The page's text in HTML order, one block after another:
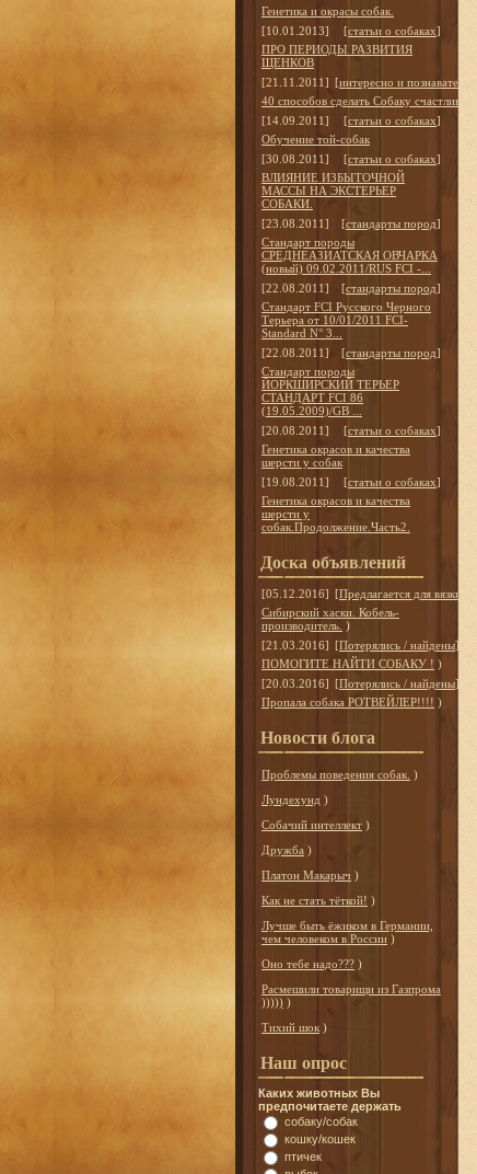
Генетика и окрасы собак.
[10.01.2013]
[статьи о собаках]
ПРО ПЕРИОДЫ РАЗВИТИЯ
ЩЕНКОВ
[21.11.2011] [интересно и познавательно
40 способов сделать Собаку счастливой
[14.09.2011]
[статьи о собаках]
Обучение той-собак
[30.08.2011]
[статьи о собаках]
ВЛИЯНИЕ ИЗБЫТОЧНОЙ
МАССЫ НА ЭКСТЕРЬЕР
СОБАКИ.
[23.08.2011]
[стандарты пород]
Стандарт породы
СРЕДНЕАЗИАТСКАЯ ОВЧАРКА
(новый) 09.02.2011/RUS FCI -...
[22.08.2011]
[стандарты пород]
Стандарт FCI Русского Черного
Терьера от 10/01/2011 FCI-
Standard N° 3...
[22.08.2011]
[стандарты пород]
Стандарт породы
ЙОРКШИРСКИЙ ТЕРЬЕР
СТАНДАРТ FCI 86
(19.05.2009)/GB ...
[20.08.2011]
[статьи о собаках]
Генетика окрасов и качества
шерсти у собак
[19.08.2011]
[статьи о собаках]
Генетика окрасов и качества
шерсти у
собак.Продолжение.Часть2.
Доска объявлений
[05.12.2016] [Предлагается для вязки
Сибирский хаски. Кобель-
производитель. )
[21.03.2016] [Потерялись / найдены]
ПОМОГИТЕ НАЙТИ СОБАКУ ! )
[20.03.2016] [Потерялись / найдены]
Пропала собака РОТВЕЙЛЕР!!!! )
Новости блога
Проблемы поведения собак. )
Лундехунд )
Собачий интеллект )
Дружба )
Платон Макарыч )
Как не стать тёткой! )
Лучше быть ёжиком в Германии,
чем человеком в России )
Оно тебе надо??? )
Расмешили товарищи из Газпрома
))))) )
Тихий шок )
Наш опрос
Каких животных Вы
предпочитаете держать
собаку/собак
кошку/кошек
птичек